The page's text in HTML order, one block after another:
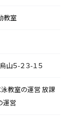
教室
５-２３-１５
教室の運営 放課
運営